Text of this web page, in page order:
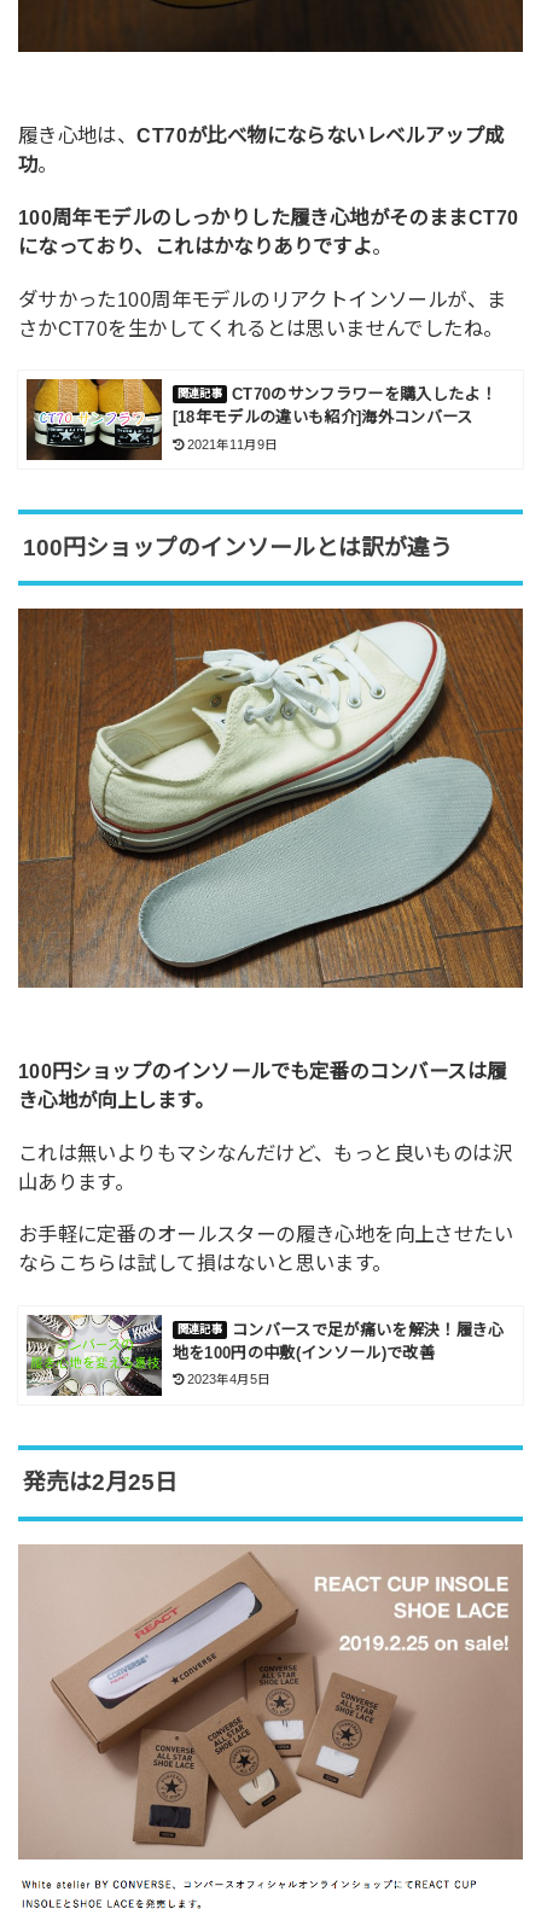
履き心地は、CT70が比べ物にならないレベルアップ成
功。
100周年モデルのしっかりした履き心地がそのままCT70
になっており、これはかなりありですよ。
ダサかった100周年モデルのリアクトインソールが、ま
さかCT70を生かしてくれるとは思いませんでしたね。
CT70のサンフラワーを購入したよ！
[18年モデルの違いも紹介]海外コンバース
2021年11月9日
100円ショップのインソールとは訳が違う
100円ショップのインソールでも定番のコンバースは履
き心地が向上します。
これは無いよりもマシなんだけど、もっと良いものは沢
山あります。
お手軽に定番のオールスターの履き心地を向上させたい
ならこちらは試して損はないと思います。
コンバースで足が痛いを解決！履き心
地を100円の中敷(インソール)で改善
2023年4月5日
発売は2月25日